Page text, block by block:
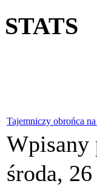
STATS
Tajemniczy obrońca
Wpisany
środa,